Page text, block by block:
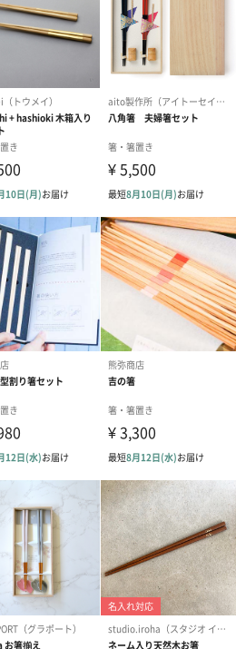
真付きメッセージカ
ード（Thank you）ピ
ク（680円）
【誕生日】
刷なし）（
けします。
）
リボン付きバッグ（グレー）
します。